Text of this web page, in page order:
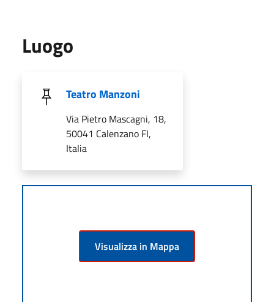
Luogo
Teatro Manzoni
Via Pietro Mascagni, 18,
50041 Calenzano FI,
Italia
Visualizza in Mappa